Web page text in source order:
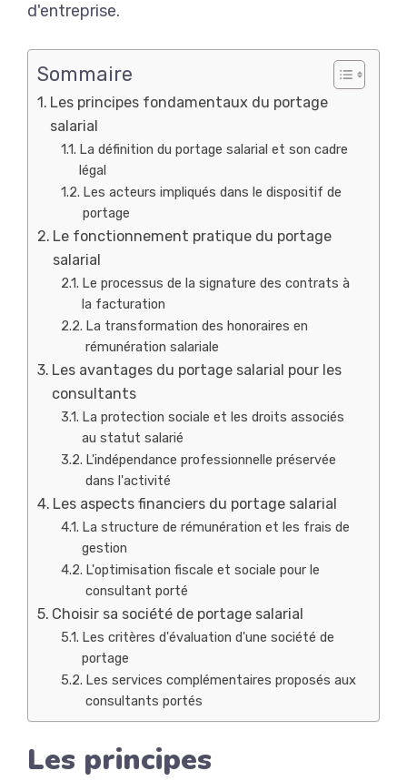
d'entreprise.
Sommaire
Les principes fondamentaux du portage
salarial
La définition du portage salarial et son cadre
légal
Les acteurs impliqués dans le dispositif de
portage
Le fonctionnement pratique du portage
salarial
Le processus de la signature des contrats à
la facturation
La transformation des honoraires en
rémunération salariale
Les avantages du portage salarial pour les
consultants
La protection sociale et les droits associés
au statut salarié
L'indépendance professionnelle préservée
dans l'activité
Les aspects financiers du portage salarial
La structure de rémunération et les frais de
gestion
L'optimisation fiscale et sociale pour le
consultant porté
Choisir sa société de portage salarial
Les critères d'évaluation d'une société de
portage
Les services complémentaires proposés aux
consultants portés
Les principes